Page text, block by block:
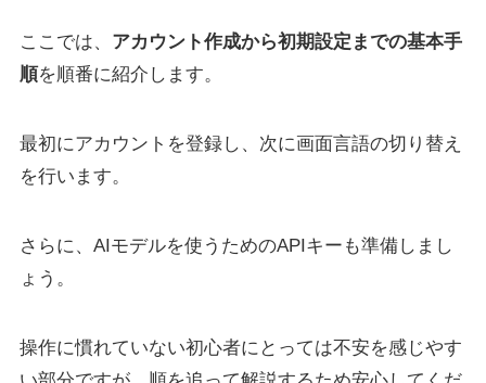
ここでは、 アカウント作成から初期設定までの基本手
順を順番に紹介します。
最初にアカウントを登録し、次に画面言語の切り替え
を行います。
さらに、AIモデルを使うためのAPIキーも準備しまし
ょう。
操作に慣れていない初心者にとっては不安を感じやす